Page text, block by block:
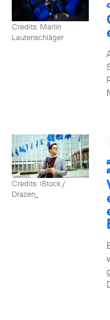
Credits: Marlin
Lautenschläger
Credits: iStock /
Drazen_